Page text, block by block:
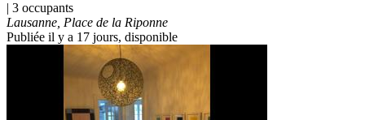
| 3 occupants
Lausanne, Place de la Riponne
Publiée il y a 17 jours, disponible